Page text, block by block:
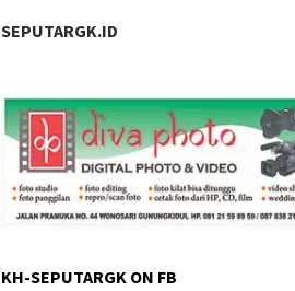
SEPUTARGK.ID
KH-SEPUTARGK ON FB